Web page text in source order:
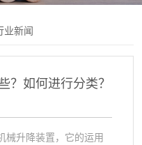
业新闻
？如何进行分类？
械升降装置，它的运用